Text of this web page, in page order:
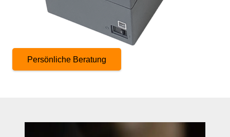
Persönliche Beratung